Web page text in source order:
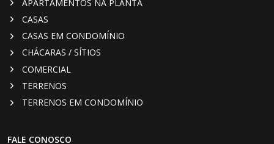
APARTAMENTOS NA PLANTA
CASAS
CASAS EM CONDOMÍNIO
CHÁCARAS / SÍTIOS
COMERCIAL
TERRENOS
TERRENOS EM CONDOMÍNIO
FALE CONOSCO